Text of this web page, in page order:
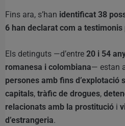
Fins ara, s’han identificat 38
6 han declarat com a
Els detinguts —d’entre 20 i 54
romanesa i colombiana— estan
persones amb fins d’explotació
capitals, tràfic de drogues,
relacionats amb la prostitució i
d’estrangeria.